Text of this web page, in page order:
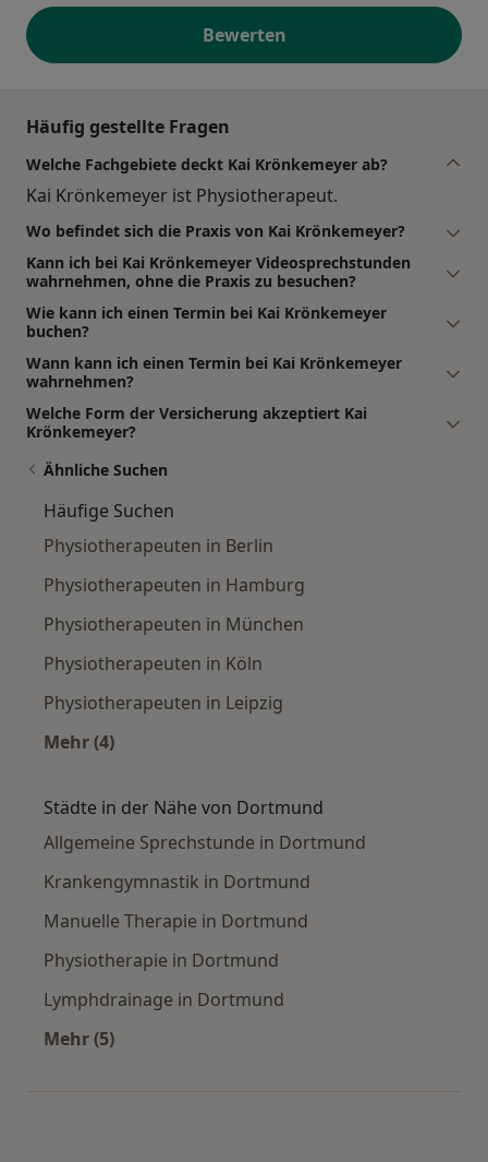
Bewerten
Häufig gestellte Fragen
Welche Fachgebiete deckt Kai Krönkemeyer ab?
Kai Krönkemeyer ist Physiotherapeut.
Wo befindet sich die Praxis von Kai Krönkemeyer?
Kann ich bei Kai Krönkemeyer Videosprechstunden
wahrnehmen, ohne die Praxis zu besuchen?
Wie kann ich einen Termin bei Kai Krönkemeyer
buchen?
Wann kann ich einen Termin bei Kai Krönkemeyer
wahrnehmen?
Welche Form der Versicherung akzeptiert Kai
Krönkemeyer?
Ähnliche Suchen
Häufige Suchen
Physiotherapeuten in Berlin
Physiotherapeuten in Hamburg
Physiotherapeuten in München
Physiotherapeuten in Köln
Physiotherapeuten in Leipzig
Mehr (4)
Städte in der Nähe von Dortmund
Allgemeine Sprechstunde in Dortmund
Krankengymnastik in Dortmund
Manuelle Therapie in Dortmund
Physiotherapie in Dortmund
Lymphdrainage in Dortmund
Mehr (5)